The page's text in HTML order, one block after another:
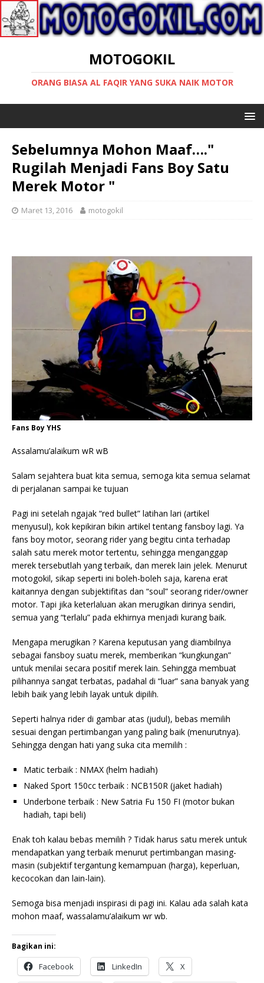
MOTOGOKIL
ORANG BIASA AL FAQIR YANG SUKA NAIK MOTOR
Sebelumnya Mohon Maaf…."
Rugilah Menjadi Fans Boy Satu
Merek Motor "
Maret 13, 2016 motogokil
Fans Boy YHS
Assalamu’alaikum wR wB
Salam sejahtera buat kita semua, semoga kita semua selamat
di perjalanan sampai ke tujuan
Pagi ini setelah ngajak “red bullet” latihan lari (artikel
menyusul), kok kepikiran bikin artikel tentang fansboy lagi. Ya
fans boy motor, seorang rider yang begitu cinta terhadap
salah satu merek motor tertentu, sehingga menganggap
merek tersebutlah yang terbaik, dan merek lain jelek. Menurut
motogokil, sikap seperti ini boleh-boleh saja, karena erat
kaitannya dengan subjektifitas dan “soul” seorang rider/owner
motor. Tapi jika keterlaluan akan merugikan dirinya sendiri,
semua yang “terlalu” pada ekhirnya menjadi kurang baik.
Mengapa merugikan ? Karena keputusan yang diambilnya
sebagai fansboy suatu merek, memberikan “kungkungan”
untuk menilai secara positif merek lain. Sehingga membuat
pilihannya sangat terbatas, padahal di “luar” sana banyak yang
lebih baik yang lebih layak untuk dipilih.
Seperti halnya rider di gambar atas (judul), bebas memilih
sesuai dengan pertimbangan yang paling baik (menurutnya).
Sehingga dengan hati yang suka cita memilih :
Matic terbaik : NMAX (helm hadiah)
Naked Sport 150cc terbaik : NCB150R (jaket hadiah)
Underbone terbaik : New Satria Fu 150 FI (motor bukan
hadiah, tapi beli)
Enak toh kalau bebas memilih ? Tidak harus satu merek untuk
mendapatkan yang terbaik menurut pertimbangan masing-
masin (subjektif tergantung kemampuan (harga), keperluan,
kecocokan dan lain-lain).
Semoga bisa menjadi inspirasi di pagi ini. Kalau ada salah kata
mohon maaf, wassalamu’alaikum wr wb.
Bagikan ini:
Facebook LinkedIn X